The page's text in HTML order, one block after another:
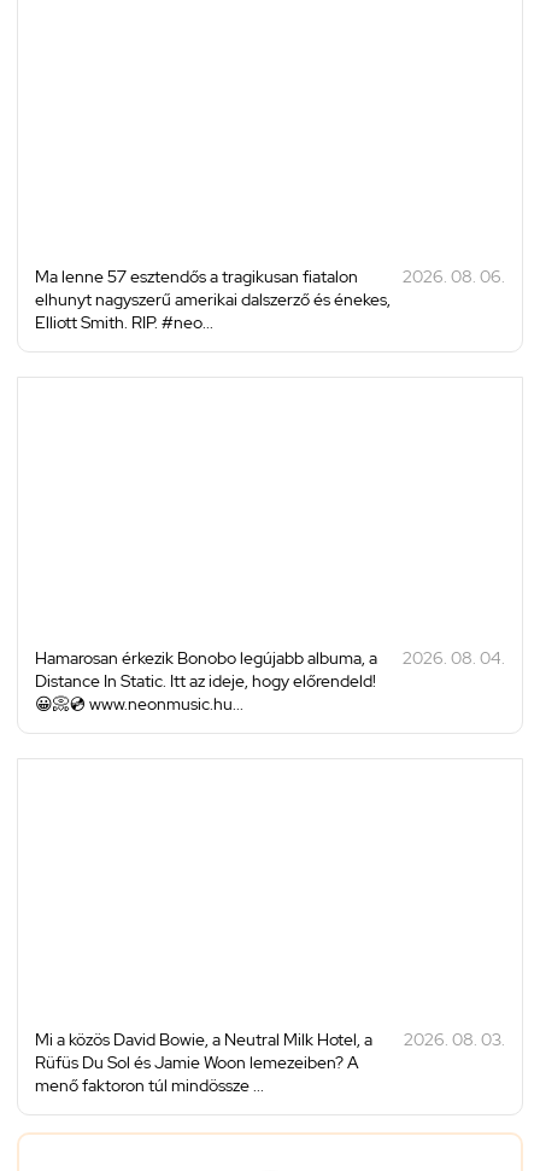
Ma lenne 57 esztendős a tragikusan fiatalon
elhunyt nagyszerű amerikai dalszerző és énekes,
Elliott Smith. RIP. #neo...
2026. 08. 06.
Hamarosan érkezik Bonobo legújabb albuma, a
Distance In Static. Itt az ideje, hogy előrendeld!
😀📀💿 www.neonmusic.hu...
2026. 08. 04.
Mi a közös David Bowie, a Neutral Milk Hotel, a
Rüfüs Du Sol és Jamie Woon lemezeiben? A
menő faktoron túl mindössze ...
2026. 08. 03.